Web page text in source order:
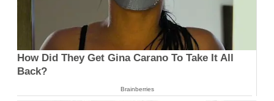
How Did They Get Gina Carano To Take It All
Back?
Brainberries